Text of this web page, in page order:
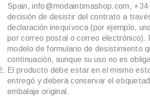
Spain,info@modaintimashop.com, +34
decisión de desistir del contrato a
declaración inequívoca (por ejemplo,
por correo postal o correo electrónico).
modelo de formulario de desistimiento
continuación, aunque su uso no es
El producto debe estar en el mismo
entregó y deberá conservar el
embalaje original.